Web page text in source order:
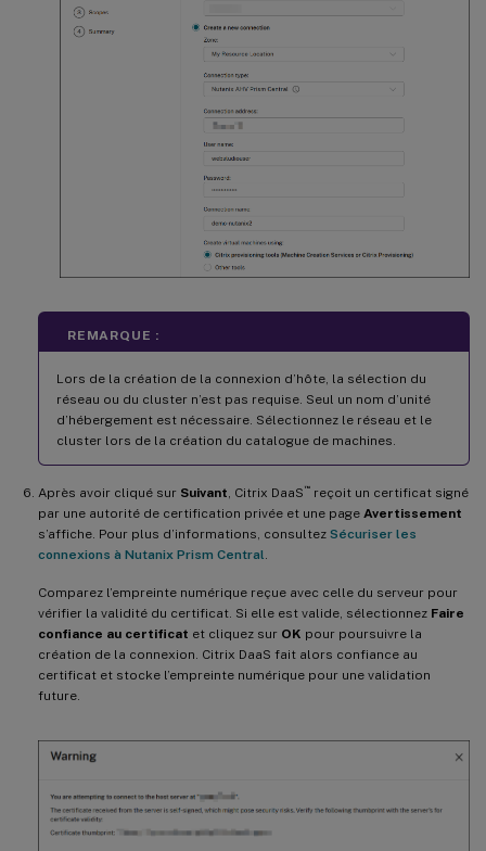
REMARQUE :
Lors de la création de la connexion d’hôte, la sélection du
réseau ou du cluster n’est pas requise. Seul un nom d’unité
d’hébergement est nécessaire. Sélectionnez le réseau et le
cluster lors de la création du catalogue de machines.
Après avoir cliqué sur Suivant, Citrix DaaS ™
reçoit un certificat signé
par une autorité de certification privée et une page Avertissement
s’affiche. Pour plus d’informations, consultez Sécuriser les
connexions à Nutanix Prism Central.
Comparez l’empreinte numérique reçue avec celle du serveur pour
vérifier la validité du certificat. Si elle est valide, sélectionnez Faire
confiance au certificat et cliquez sur OK pour poursuivre la
création de la connexion. Citrix DaaS fait alors confiance au
certificat et stocke l’empreinte numérique pour une validation
future.